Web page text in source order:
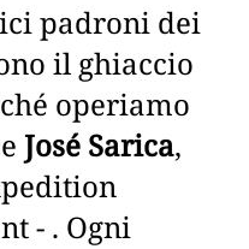
padroni dei
il ghiaccio
operiamo
José Sarica,
- . Ogni